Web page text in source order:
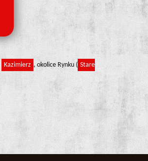
Kazimierz , okolice Rynku ( Stare